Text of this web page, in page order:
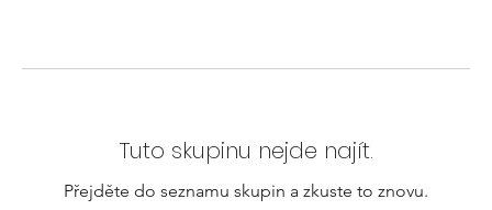
Tuto skupinu nejde najít.
Přejděte do seznamu skupin a zkuste to znovu.